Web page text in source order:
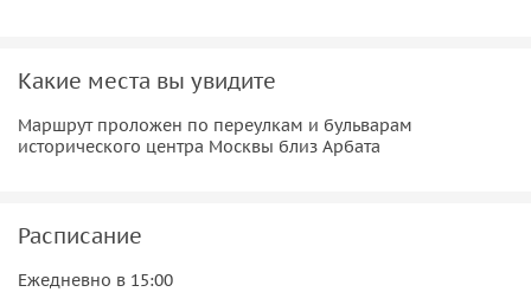
Какие места вы увидите
Маршрут проложен по переулкам и бульварам
исторического центра Москвы близ Арбата
Расписание
Ежедневно в 15:00